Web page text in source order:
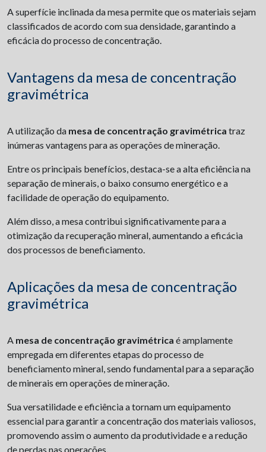
A superfície inclinada da mesa permite que os materiais sejam
classificados de acordo com sua densidade, garantindo a
eficácia do processo de concentração.
Vantagens da mesa de concentração
gravimétrica
A utilização da mesa de concentração gravimétrica traz
inúmeras vantagens para as operações de mineração.
Entre os principais benefícios, destaca-se a alta eficiência na
separação de minerais, o baixo consumo energético e a
facilidade de operação do equipamento.
Além disso, a mesa contribui significativamente para a
otimização da recuperação mineral, aumentando a eficácia
dos processos de beneficiamento.
Aplicações da mesa de concentração
gravimétrica
A mesa de concentração gravimétrica é amplamente
empregada em diferentes etapas do processo de
beneficiamento mineral, sendo fundamental para a separação
de minerais em operações de mineração.
Sua versatilidade e eficiência a tornam um equipamento
essencial para garantir a concentração dos materiais valiosos,
promovendo assim o aumento da produtividade e a redução
de perdas nas operações.